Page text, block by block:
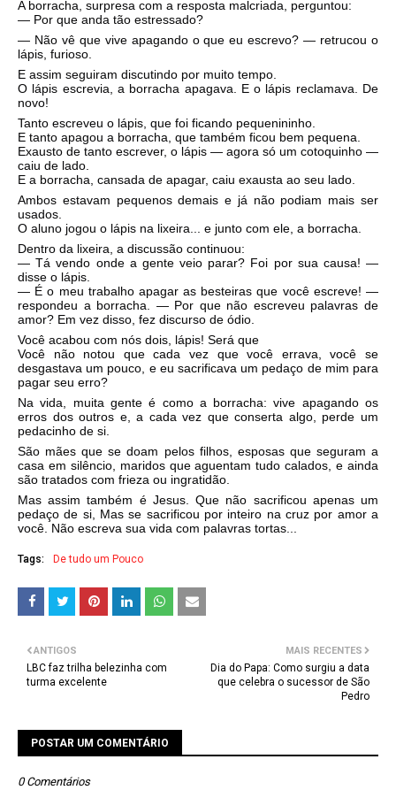
A borracha, surpresa com a resposta malcriada, perguntou:
— Por que anda tão estressado?
— Não vê que vive apagando o que eu escrevo? — retrucou o
lápis, furioso.
E assim seguiram discutindo por muito tempo.
O lápis escrevia, a borracha apagava. E o lápis reclamava. De
novo!
Tanto escreveu o lápis, que foi ficando pequenininho.
E tanto apagou a borracha, que também ficou bem pequena.
Exausto de tanto escrever, o lápis — agora só um cotoquinho —
caiu de lado.
E a borracha, cansada de apagar, caiu exausta ao seu lado.
Ambos estavam pequenos demais e já não podiam mais ser
usados.
O aluno jogou o lápis na lixeira... e junto com ele, a borracha.
Dentro da lixeira, a discussão continuou:
— Tá vendo onde a gente veio parar? Foi por sua causa! —
disse o lápis.
— É o meu trabalho apagar as besteiras que você escreve! —
respondeu a borracha. — Por que não escreveu palavras de
amor? Em vez disso, fez discurso de ódio.
Você acabou com nós dois, lápis! Será que
Você não notou que cada vez que você errava, você se
desgastava um pouco, e eu sacrificava um pedaço de mim para
pagar seu erro?
Na vida, muita gente é como a borracha: vive apagando os
erros dos outros e, a cada vez que conserta algo, perde um
pedacinho de si.
São mães que se doam pelos filhos, esposas que seguram a
casa em silêncio, maridos que aguentam tudo calados, e ainda
são tratados com frieza ou ingratidão.
Mas assim também é Jesus. Que não sacrificou apenas um
pedaço de si, Mas se sacrificou por inteiro na cruz por amor a
você. Não escreva sua vida com palavras tortas...
Tags: De tudo um Pouco
MAIS RECENTES
Dia do Papa: Como surgiu a data
que celebra o sucessor de São
Pedro
ANTIGOS
LBC faz trilha belezinha com
turma excelente
POSTAR UM COMENTÁRIO
0 Comentários